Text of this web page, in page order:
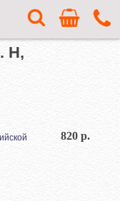
Н,
820 р.